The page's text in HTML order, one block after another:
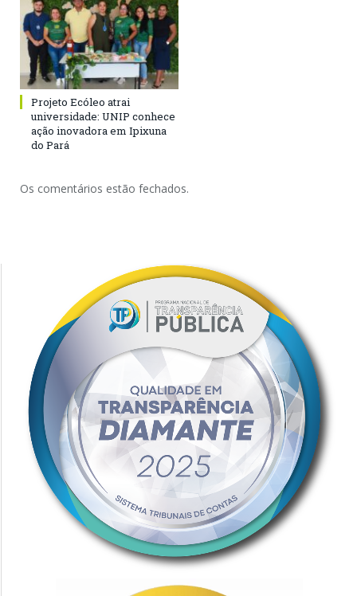
Projeto Ecóleo atrai
universidade: UNIP conhece
ação inovadora em Ipixuna
do Pará
Os comentários estão fechados.